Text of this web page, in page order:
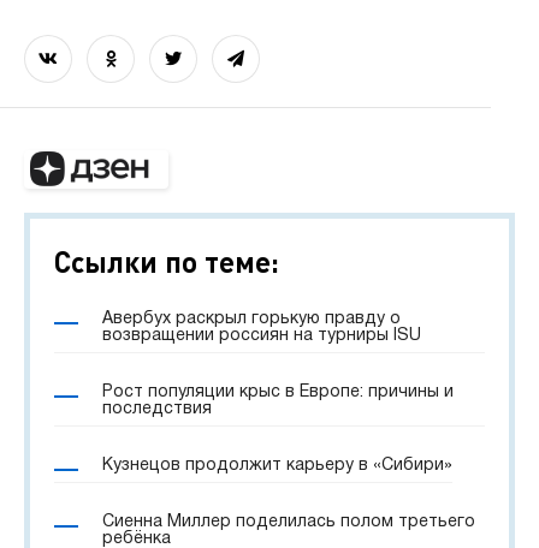
Ссылки по теме:
Авербух раскрыл горькую правду о
возвращении россиян на турниры ISU
Рост популяции крыс в Европе: причины и
последствия
Кузнецов продолжит карьеру в «Сибири»
Сиенна Миллер поделилась полом третьего
ребёнка